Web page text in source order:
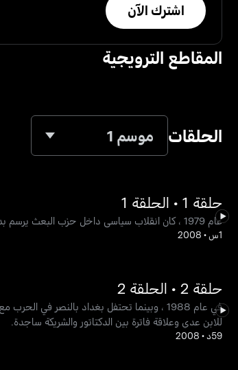
اشترك الآن
المقاطع الترويجية
الحلقات موسم 1
حلقة 1 • الحلقة 1
عام 1979 ، كان انقلاب سياسي داخل حزب البعث يرسم بداية حكم صدام حسين المضطرب على العراق. يواجه منتقدو النظام الجديد عقوبة قاسية ، وتموت والدة صدام المسيطرة
1س •
2008
حلقة 2 • الحلقة 2
في عام 1988 ، وبينما تحتفل بغداد بالنصر في
للابن عدي وعلاقة فاترة بين الدكتاتور والشريكة ساجدة.
59د •
2008